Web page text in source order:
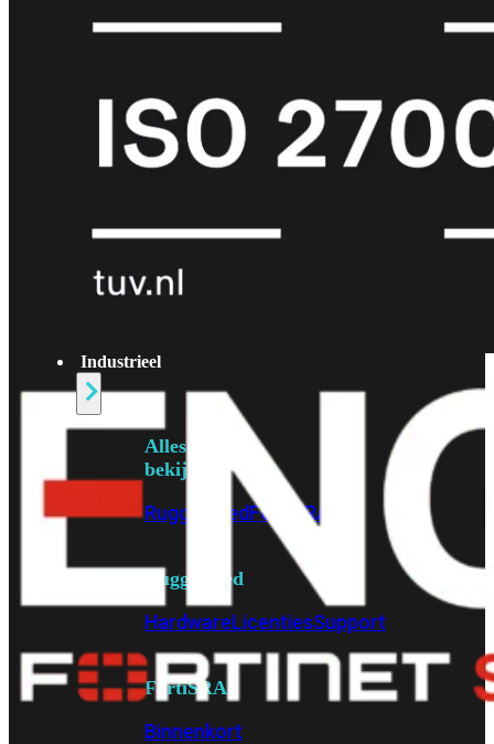
FortiProxy
FortiSandbox
FortiToken
FortiWeb
Industrieel
Alles
bekijken
RuggedizedFortiSRA
Ruggedized
HardwareLicentiesSupport
FortiSRA
Binnenkort